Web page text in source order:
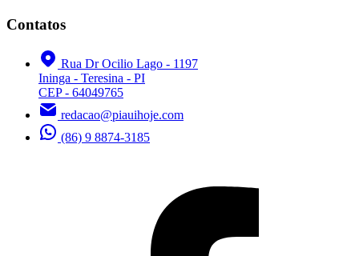
Contatos
Rua Dr Ocilio Lago - 1197
Ininga - Teresina - PI
CEP - 64049765
redacao@piauihoje.com
(86) 9 8874-3185